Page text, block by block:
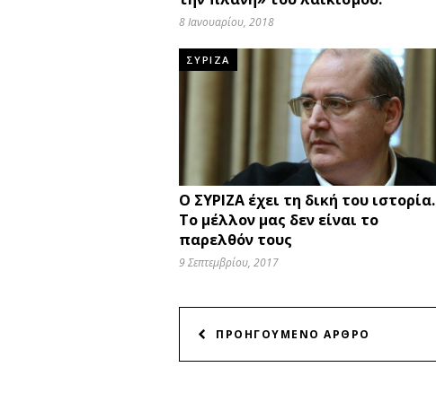
8 Ιανουαρίου, 2018
ΣΥΡΙΖΑ
Ο ΣΥΡΙΖΑ έχει τη δική του ιστορία.
Το μέλλον μας δεν είναι το
παρελθόν τους
9 Σεπτεμβρίου, 2017
ΑΡΘΡΩΝ
ΠΡΟΗΓΟΥΜΕΝΟ ΑΡΘΡΟ